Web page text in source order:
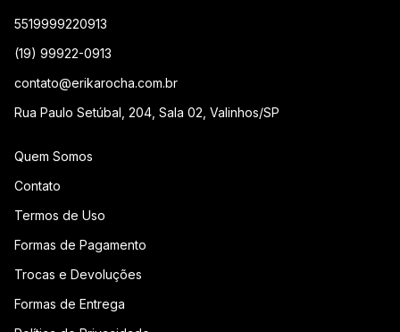
5519999220913
(19) 99922-0913
contato@erikarocha.com.br
Rua Paulo Setúbal, 204, Sala 02, Valinhos/SP
Quem Somos
Contato
Termos de Uso
Formas de Pagamento
Trocas e Devoluções
Formas de Entrega